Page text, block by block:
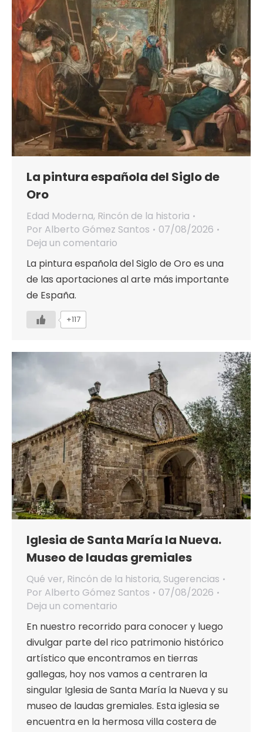
La pintura española del Siglo de
Oro
Edad Moderna, Rincón de la historia
Por Alberto Gómez Santos
07/08/2026
Deja un comentario
La pintura española del Siglo de Oro es una
de las aportaciones al arte más importante
de España.
+117
Iglesia de Santa María la Nueva.
Museo de laudas gremiales
Qué ver, Rincón de la historia, Sugerencias
Por Alberto Gómez Santos
07/08/2026
Deja un comentario
En nuestro recorrido para conocer y luego
divulgar parte del rico patrimonio histórico
artístico que encontramos en tierras
gallegas, hoy nos vamos a centraren la
singular Iglesia de Santa María la Nueva y su
museo de laudas gremiales. Esta iglesia se
encuentra en la hermosa villa costera de